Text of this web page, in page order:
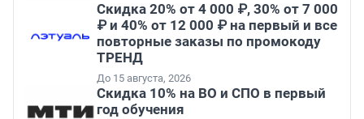
Скидка 20% от 4 000 ₽, 30% от 7 000
₽ и 40% от 12 000 ₽ на первый и все
повторные заказы по промокоду
ТРЕНД
До 15 августа, 2026
Скидка 10% на ВО и СПО в первый
год обучения